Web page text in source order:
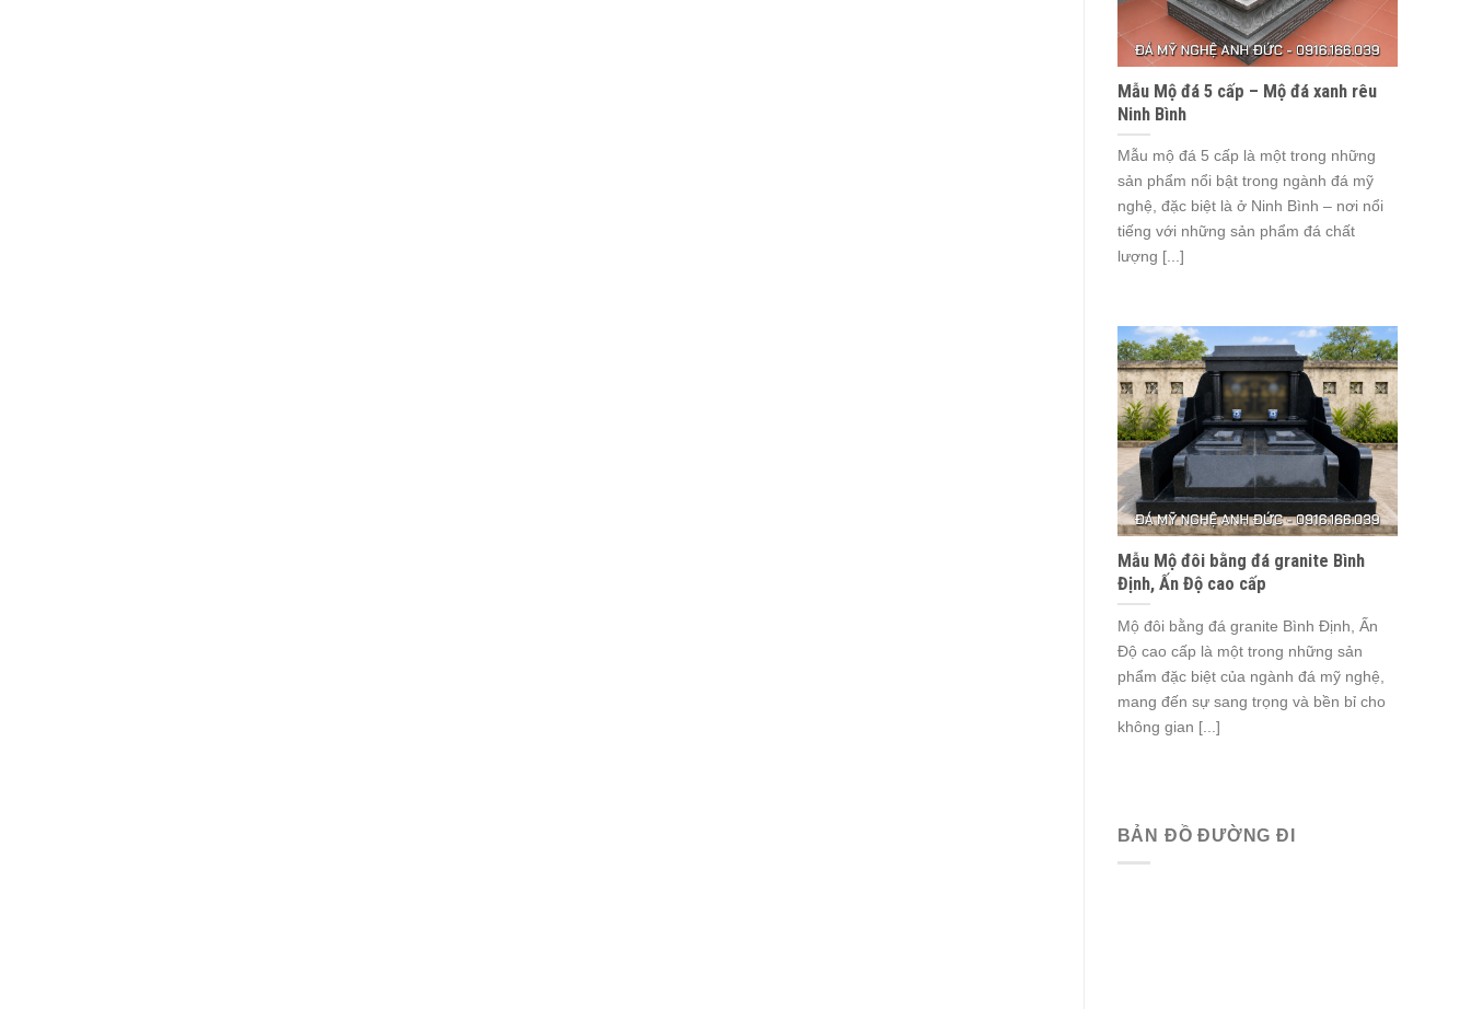
Mẫu Mộ đá 5 cấp – Mộ đá xanh rêu
Ninh Bình
Mẫu mộ đá 5 cấp là một trong những
sản phẩm nổi bật trong ngành đá mỹ
nghệ, đặc biệt là ở Ninh Bình – nơi nổi
tiếng với những sản phẩm đá chất
lượng [...]
Mẫu Mộ đôi bằng đá granite Bình
Định, Ấn Độ cao cấp
Mộ đôi bằng đá granite Bình Định, Ấn
Độ cao cấp là một trong những sản
phẩm đặc biệt của ngành đá mỹ nghệ,
mang đến sự sang trọng và bền bỉ cho
không gian [...]
BẢN ĐỒ ĐƯỜNG ĐI